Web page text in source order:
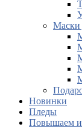
Маски
Новинки
Пледы
Повышаем